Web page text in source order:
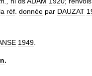
la réf. donnée par DAUZAT
1949.
n.